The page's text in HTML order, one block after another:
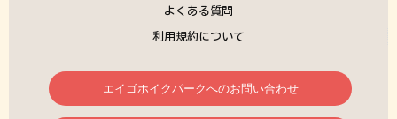
よくある質問
利用規約について
エイゴホイクパークへのお問い合わせ